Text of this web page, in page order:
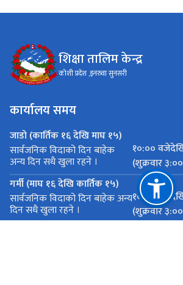
शिक्षा तालिम केन्द्र
कोशी प्रदेश ,इनरुवा सुनसरी
कार्यालय समय
जाडो (कार्तिक १६ देखि माघ १५)
सार्वजनिक विदाको दिन बाहेक
अन्य दिन सधै खुला रहने ।
१०:००
(शुक्रवार
गर्मी (माघ १६ देखि कार्तिक १५)
सार्वजनिक विदाको दिन बाहेक अन्य
दिन सधै खुला रहने ।
१०:००
(शुक्रवार